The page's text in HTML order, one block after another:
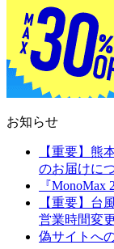
お知らせ
【重要】熊
のお届けに
『
【重要】台
営業時間変
偽サイトへ